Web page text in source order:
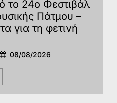
το 24ο Φεστιβάλ
Πάτμου –
για τη φετινή
08/08/2026